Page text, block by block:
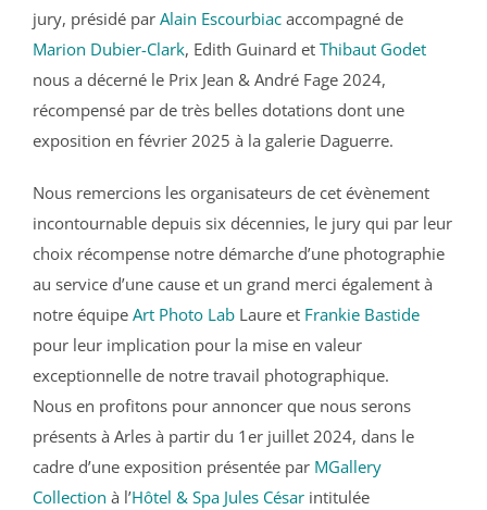
jury, présidé par Alain Escourbiac accompagné de
Marion Dubier-Clark, Edith Guinard et Thibaut Godet
nous a décerné le Prix Jean & André Fage 2024,
récompensé par de très belles dotations dont une
exposition en février 2025 à la galerie Daguerre.
Nous remercions les organisateurs de cet évènement
incontournable depuis six décennies, le jury qui par leur
choix récompense notre démarche d’une photographie
au service d’une cause et un grand merci également à
notre équipe Art Photo Lab Laure et Frankie Bastide
pour leur implication pour la mise en valeur
exceptionnelle de notre travail photographique.
Nous en profitons pour annoncer que nous serons
présents à Arles à partir du 1er juillet 2024, dans le
cadre d’une exposition présentée par MGallery
Collection à l’Hôtel & Spa Jules César intitulée